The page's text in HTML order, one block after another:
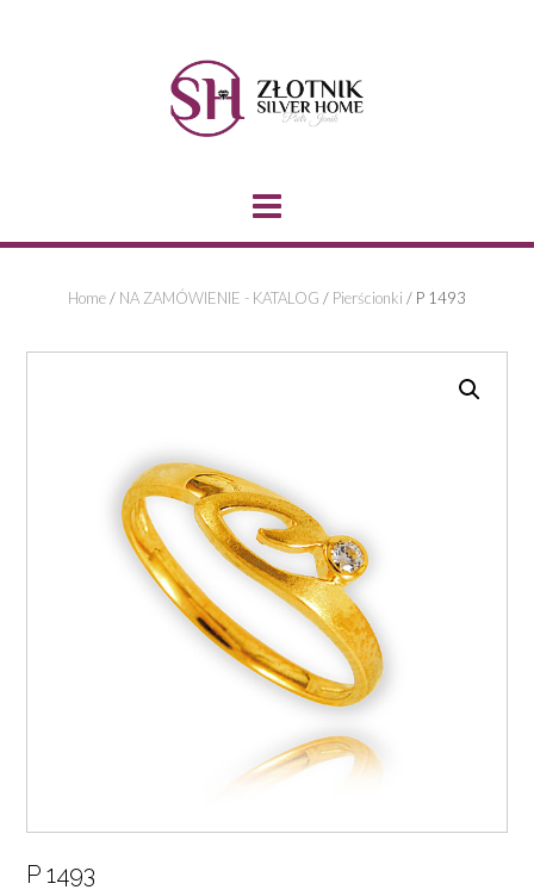
Home/ NA ZAMÓWIENIE - KATALOG / Pierścionki / P 1493
P 1493